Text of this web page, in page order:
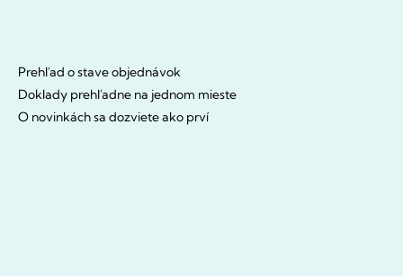
Prehľad o stave objednávok
Doklady prehľadne na jednom mieste
O novinkách sa dozviete ako prví